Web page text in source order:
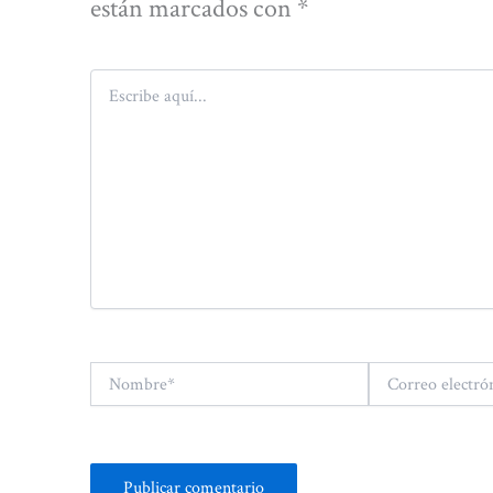
están marcados con *
Escribe
aquí...
electrónico*